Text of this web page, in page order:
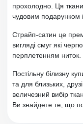
прохолодно. Ця
чудовим подарунком
Страйп-сатин це
вигляді смуг які
перплетенням ниток.
Постільну білизну
та для близьких,
величезний вибір
Ви знайдете те, що